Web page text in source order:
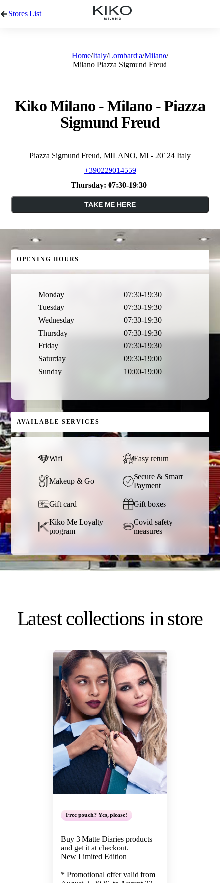
Stores List
Home Italy Lombardia Milano
Milano Piazza Sigmund Freud
Kiko Milano - Milano - Piazza
Sigmund Freud
Piazza Sigmund Freud, MILANO, MI - 20124 Italy
+390229014559
Thursday: 07:30-19:30
TAKE ME HERE
OPENING HOURS
Monday
07:30-19:30
Tuesday
07:30-19:30
Wednesday
07:30-19:30
Thursday
07:30-19:30
Friday
07:30-19:30
Saturday
09:30-19:00
Sunday
10:00-19:00
AVAILABLE SERVICES
Wifi Easy return
Makeup & Go
Secure & Smart
Payment
Gift card Gift boxes
Kiko Me Loyalty
program
Covid safety
measures
Latest collections in store
Free pouch? Yes, please!
Buy 3 Matte Diaries products
and get it at checkout.
New Limited Edition
* Promotional offer valid from